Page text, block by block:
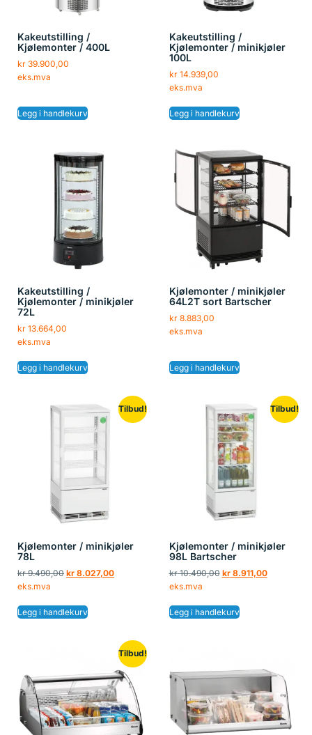
Kakeutstilling /
Kjølemonter / 400L
kr 39.900,00
eks.mva
Legg i handlekurv
Kakeutstilling /
Kjølemonter / minikjøler
100L
kr14.939,00
eks.mva
Legg i handlekurv
Kakeutstilling /
Kjølemonter / minikjøler
72L
kr 13.664,00
eks.mva
Legg i handlekurv
Kjølemonter / minikjøler
64L2T sort Bartscher
kr8.883,00
eks.mva
Legg i handlekurv
Tilbud!
Kjølemonter / minikjøler
78L
kr9.490,00 kr 8.027,00
eks.mva
Legg i handlekurv
Tilbud!
Kjølemonter / minikjøler
98L Bartscher
kr10.490,00 kr8.911,00
eks.mva
Legg i handlekurv
Tilbud!